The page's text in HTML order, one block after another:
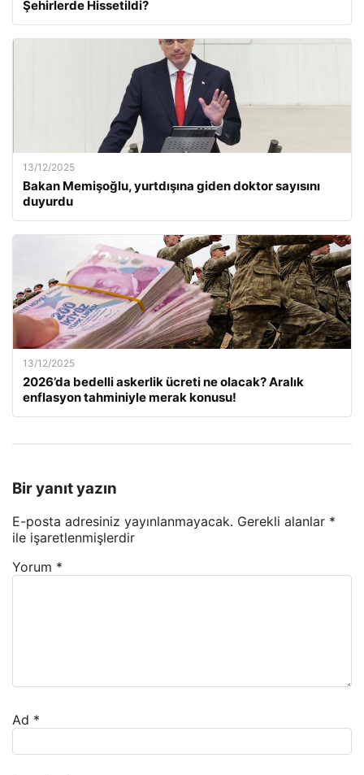
Şehirlerde Hissetildi?
13/12/2025
Bakan Memişoğlu, yurtdışına giden doktor sayısını
duyurdu
13/12/2025
2026’da bedelli askerlik ücreti ne olacak? Aralık
enflasyon tahminiyle merak konusu!
Bir yanıt yazın
E-posta adresiniz yayınlanmayacak. Gerekli alanlar *
ile işaretlenmişlerdir
Yorum *
Ad *